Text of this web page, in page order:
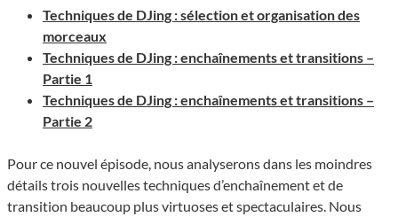
Techniques de DJing : sélection et organisation des
morceaux
Techniques de DJing : enchaînements et transitions –
Partie 1
Techniques de DJing : enchaînements et transitions –
Partie 2
Pour ce nouvel épisode, nous analyserons dans les moindres
détails trois nouvelles techniques d’enchaînement et de
transition beaucoup plus virtuoses et spectaculaires. Nous